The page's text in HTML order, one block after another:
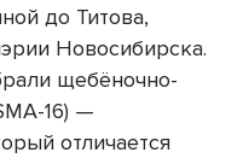
до Титова,
Новосибирска.
щебёночно-
16) —
отличается